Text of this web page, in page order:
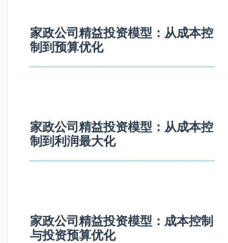
家政公司精益投资模型：从成本控
制到预算优化
家政公司精益投资模型：从成本控
制到利润最大化
家政公司精益投资模型：成本控制
与投资预算优化